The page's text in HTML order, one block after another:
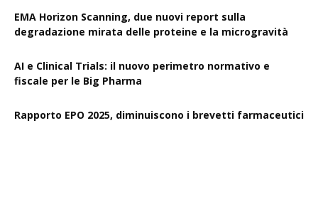
EMA Horizon Scanning, due nuovi report sulla
degradazione mirata delle proteine e la microgravità
AI e Clinical Trials: il nuovo perimetro normativo e
fiscale per le Big Pharma
Rapporto EPO 2025, diminuiscono i brevetti farmaceutici